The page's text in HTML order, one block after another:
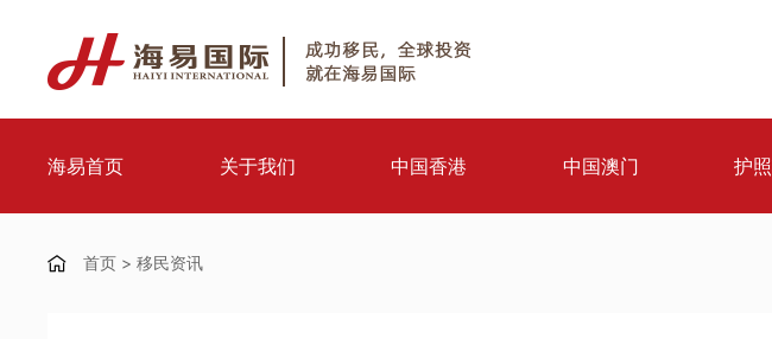
海易首页 关于我们 中国香港 中国澳门 护
首页 > 移民资讯